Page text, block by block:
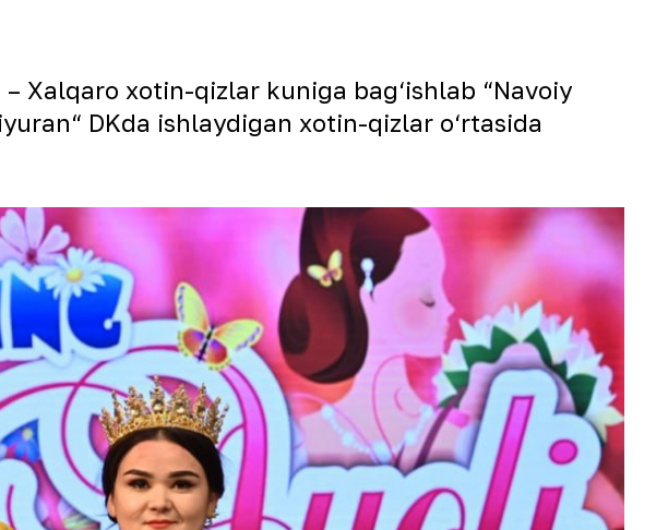
Xalqaro xotin-qizlar kuniga bag‘ishlab “Navoiy
DKda ishlaydigan xotin-qizlar o‘rtasida